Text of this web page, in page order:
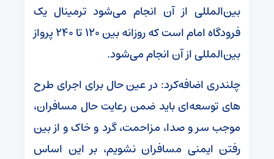
بین‌المللی از آن انجام می‌شود ترمینال یک
فرودگاه امام است که روزانه بین ۱۲۰ تا ۲۴۰ پرواز
بین‌المللی از آن انجام می‌شود.
چلندری اضافه‌کرد: در عین حال برای اجرای طرح
های توسعه‌ای باید ضمن رعایت حال مسافران،
موجب سر و صدا، مزاحمت، گرد و خاک و از بین
رفتن ایمنی مسافران نشویم، بر این اساس